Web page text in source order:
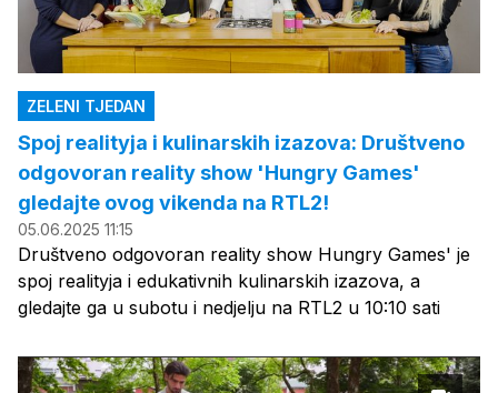
ZELENI TJEDAN
Spoj realityja i kulinarskih izazova: Društveno
odgovoran reality show 'Hungry Games'
gledajte ovog vikenda na RTL2!
05.06.2025 11:15
Društveno odgovoran reality show Hungry Games' je
spoj realityja i edukativnih kulinarskih izazova, a
gledajte ga u subotu i nedjelju na RTL2 u 10:10 sati